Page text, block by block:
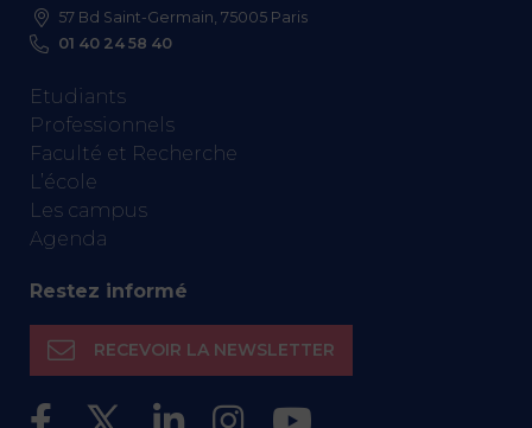
57 Bd Saint-Germain, 75005 Paris
01 40 24 58 40
Etudiants
Professionnels
Faculté et Recherche
L’école
Les campus
Agenda
Restez informé
RECEVOIR LA NEWSLETTER